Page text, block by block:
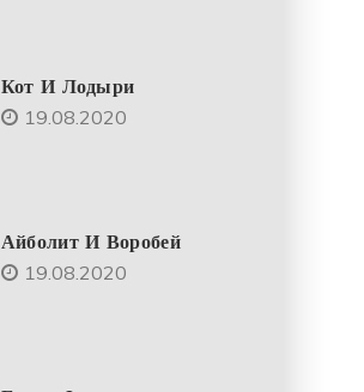
Кот И Лодыри
19.08.2020
Айболит И Воробей
19.08.2020